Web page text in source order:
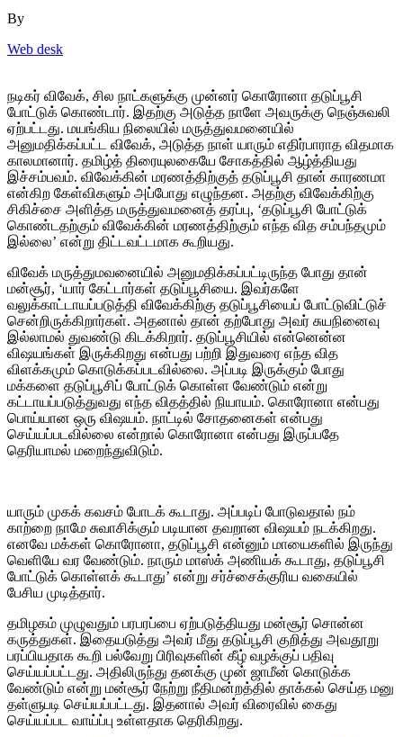
By
Web desk
நடிகர் விவேக், சில நாட்களுக்கு முன்னர் கொரோனா தடுப்பூசி
போட்டுக் கொண்டார். இதற்கு அடுத்த நாளே அவருக்கு நெஞ்சுவலி
ஏற்பட்டது. மயங்கிய நிலையில் மருத்துவமனையில்
அனுமதிக்கப்பட்ட விவேக், அடுத்த நாள் யாரும் எதிர்பாராத விதமாக
காலமானார். தமிழ்த் திரையுலகையே சோகத்தில் ஆழ்த்தியது
இச்சம்பவம். விவேக்கின் மரணத்திற்குத் தடுப்பூசி தான் காரணமா
என்கிற கேள்விகளும் அப்போது எழுந்தன. அதற்கு விவேக்கிற்கு
சிகிச்சை அளித்த மருத்துவமனைத் தரப்பு, ‘தடுப்பூசி போட்டுக்
கொண்டதற்கும் விவேக்கின் மரணத்திற்கும் எந்த வித சம்பந்தமும்
இல்லை’ என்று திட்டவட்டமாக கூறியது.
விவேக் மருத்துமவனையில் அனுமதிக்கப்பட்டிருந்த போது தான்
மன்சூர், ‘யார் கேட்டார்கள் தடுப்பூசியை. இவர்களே
வலுக்காட்டாயப்படுத்தி விவேக்கிற்கு தடுப்பூசியைப் போட்டுவிட்டுச்
சென்றிருக்கிறார்கள். அதனால் தான் தற்போது அவர் சுயநினைவு
இல்லாமல் துவண்டு கிடக்கிறார். தடுப்பூசியில் என்னென்ன
விஷயங்கள் இருக்கிறது என்பது பற்றி இதுவரை எந்த வித
விளக்கமும் கொடுக்கப்படவில்லை. அப்படி இருக்கும் போது
மக்களை தடுப்பூசிப் போட்டுக் கொள்ள வேண்டும் என்று
கட்டாயப்படுத்துவது எந்த விதத்தில் நியாயம். கொரோனா என்பது
பொய்யான ஒரு விஷயம். நாட்டில் சோதனைகள் என்பது
செய்யப்படவில்லை என்றால் கொரோனா என்பது இருப்பதே
தெரியாமல் மறைந்துவிடும்.
யாரும் முகக் கவசம் போடக் கூடாது. அப்படிப் போடுவதால் நம்
காற்றை நாமே சுவாசிக்கும் படியான தவறான விஷயம் நடக்கிறது.
எனவே மக்கள் கொரோனா, தடுப்பூசி என்னும் மாயைகளில் இருந்து
வெளியே வர வேண்டும். நாரும் மாஸ்க் அணியக் கூடாது, தடுப்பூசி
போட்டுக் கொள்ளக் கூடாது’ என்று சர்ச்சைக்குரிய வகையில்
பேசிய முடித்தார்.
தமிழகம் முழுவதும் பரபரப்பை ஏற்படுத்தியது மன்சூர் சொன்ன
கருத்துகள். இதையடுத்து அவர் மீது தடுப்பூசி குறித்து அவதூறு
பரப்பியதாக கூறி பல்வேறு பிரிவுகளின் கீழ் வழக்குப் பதிவு
செய்யப்பட்டது. அதிலிருந்து தனக்கு முன் ஜாமீன் கொடுக்க
வேண்டும் என்று மன்சூர் நேற்று நீதிமன்றத்தில் தாக்கல் செய்த மனு
தள்ளுபடி செய்யப்பட்டது. இதனால் அவர் விரைவில் கைது
செய்யப்பட வாய்ப்பு உள்ளதாக தெரிகிறது.